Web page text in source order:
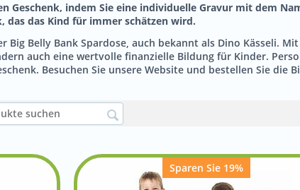
Geschenk, indem Sie eine individuelle Gravur mit dem
das das Kind für immer schätzen wird.
Big Belly Bank Spardose, auch bekannt als Dino Kässeli.
auch eine wertvolle finanzielle Bildung für Kinder.
Besuchen Sie unsere Website und bestellen Sie die
Sparen Sie 19%